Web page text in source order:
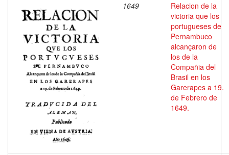
1649
Relacion de la
victoria que los
portugueses de
Pernambuco
alcançaron de
los de la
Compañia del
Brasil en los
Garerapes a 19.
de Febrero de
1649.